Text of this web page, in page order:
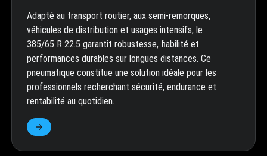
Adapté au transport routier, aux semi-remorques,
véhicules de distribution et usages intensifs, le
385/65 R 22.5 garantit robustesse, fiabilité et
performances durables sur longues distances. Ce
pneumatique constitue une solution idéale pour les
professionnels recherchant sécurité, endurance et
rentabilité au quotidien.